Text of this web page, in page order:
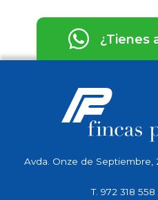
¿Tienes
Avda. Onze de Septiembre,
T. 972 318 558